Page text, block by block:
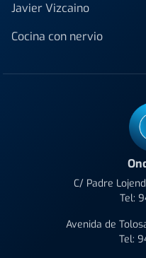
Javier Vizcaino
Cocina con nervio
C/ Padre
Tel:
Avenida de
Tel: